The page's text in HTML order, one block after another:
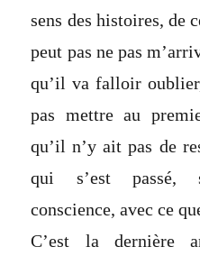
sens des histoires, de
peut pas ne pas
qu’il va falloir
pas mettre au
qu’il n’y ait pas de
qui s’est passé,
conscience, avec ce
C’est la dernière